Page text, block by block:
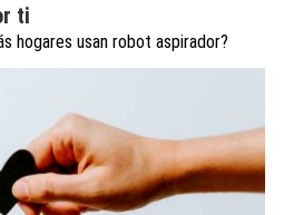
ti
hogares usan robot aspirador?